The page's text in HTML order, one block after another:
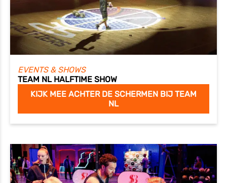
EVENTS & SHOWS
TEAM NL HALFTIME SHOW
KIJK MEE ACHTER DE SCHERMEN BIJ TEAM
NL